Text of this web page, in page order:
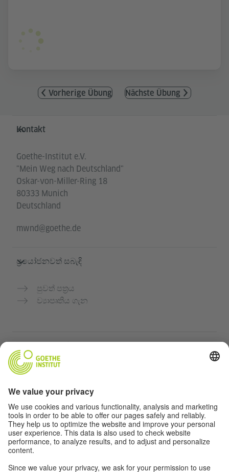
Vorherige Übung Nächste Übung
Service- und Informationsbereich
Kontakt
Goethe-Institut e.V.
"Mein Weg nach Deutschland"
Oskar-von-Miller-Ring 18
80333 Munich
Deutschland
mwnd@goethe.de
ප්‍රයෝජනවත් සබැඳි
පුවත් පත්‍රය
ව්‍යාපෘතිය ගැන
ගෝතේ ආයතනයේ ජර්මන් භාෂා පාඨමාලා
ගුරුවරුන් සඳහා පෝර්ටලය "Deutschstunde"
රහස්‍යතා සහ ප්‍රවේශය